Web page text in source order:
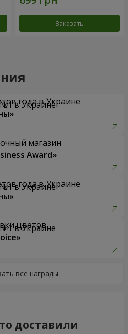
Заказать
года в Украине
магазин
Award»
года в Украине
цветов
доставили